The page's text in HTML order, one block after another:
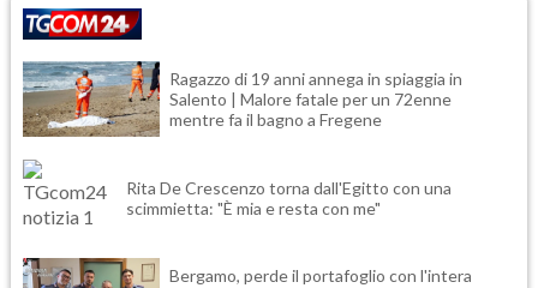
Ragazzo di 19 anni annega in spiaggia in
Salento | Malore fatale per un 72enne
mentre fa il bagno a Fregene
Rita De Crescenzo torna dall'Egitto con una
scimmietta: "È mia e resta con me"
Bergamo, perde il portafoglio con l'intera